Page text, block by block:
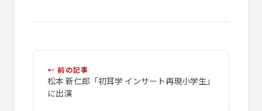
← 前の記事
松本 新仁郎「初耳学 インサート再現小学生」
に出演